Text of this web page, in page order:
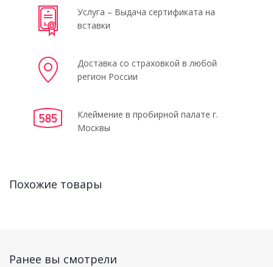
Услуга – Выдача сертификата на
вставки
Доставка со страховкой в любой
регион России
Клеймение в пробирной палате г.
Москвы
Похожие товары
Ранее вы смотрели